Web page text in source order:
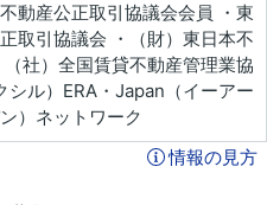
不動産公正取引協議会会員 ・東
取引協議会 ・（財）東日本不
社）全国賃貸不動産管理業協
シル）ERA・Japan（イーアー
）ネットワーク
情報の見方